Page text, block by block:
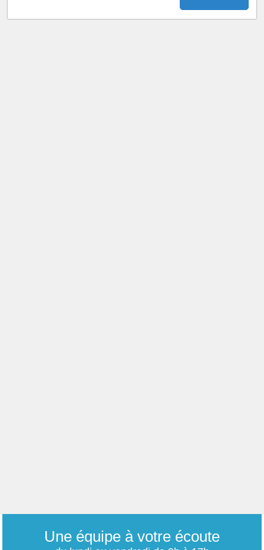
Une équipe à votre écoute